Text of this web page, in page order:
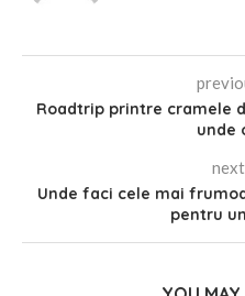
Roadtrip printre cramele
unde
Unde faci cele mai
pentru